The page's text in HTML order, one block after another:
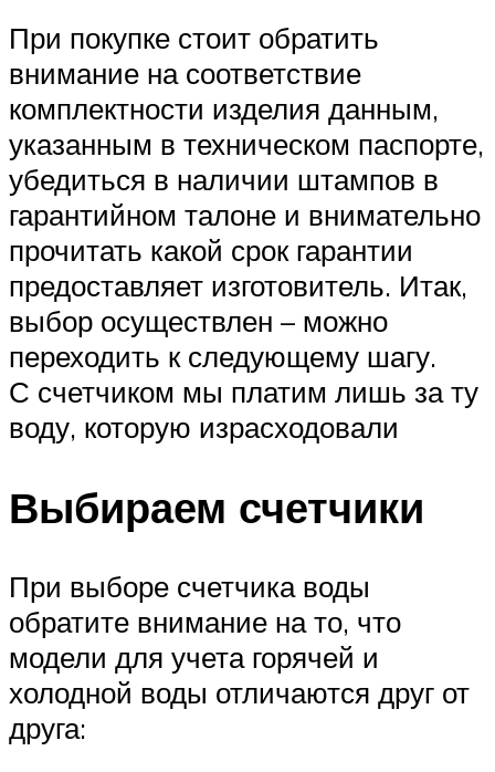
При покупке стоит обратить
внимание на соответствие
комплектности изделия данным,
указанным в техническом паспорте,
убедиться в наличии штампов в
гарантийном талоне и внимательно
прочитать какой срок гарантии
предоставляет изготовитель. Итак,
выбор осуществлен – можно
переходить к следующему шагу.
С счетчиком мы платим лишь за ту
воду, которую израсходовали
Выбираем счетчики
При выборе счетчика воды
обратите внимание на то, что
модели для учета горячей и
холодной воды отличаются друг от
друга: